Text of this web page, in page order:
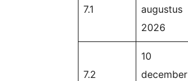
7.1
augustus
2026
7.2
10
december